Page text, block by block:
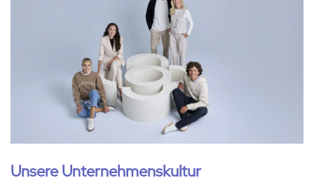
Unsere Unternehmenskultur